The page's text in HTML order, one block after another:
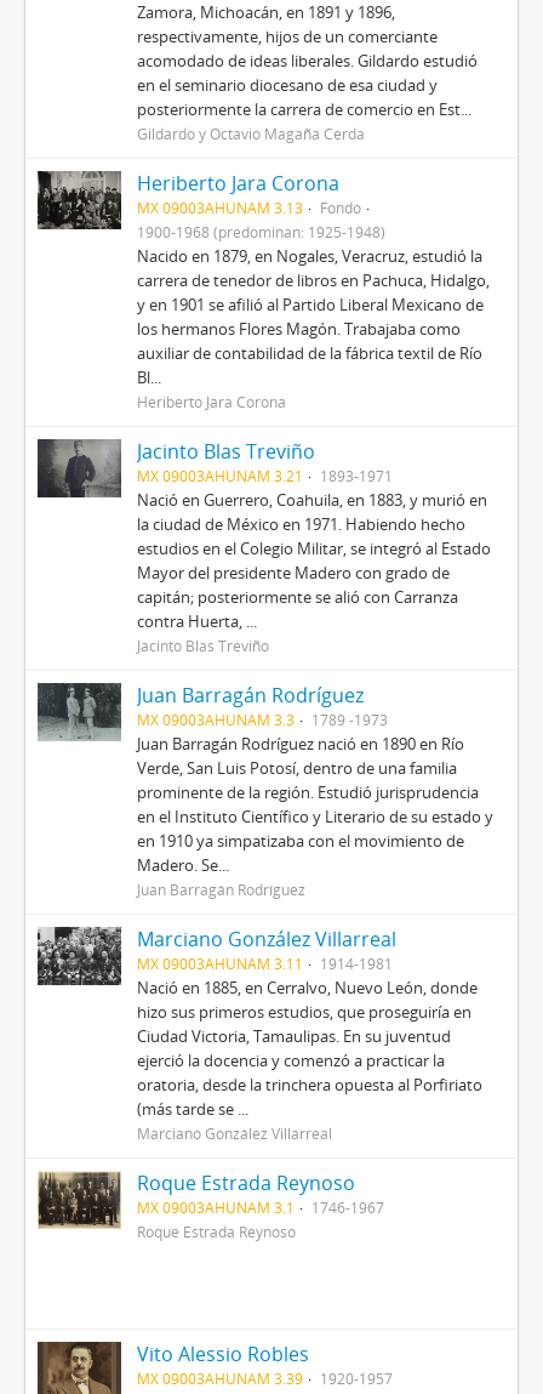
Zamora, Michoacán, en 1891 y 1896,
respectivamente, hijos de un comerciante
acomodado de ideas liberales. Gildardo estudió
en el seminario diocesano de esa ciudad y
posteriormente la carrera de comercio en Est...
Gildardo y Octavio Magaña Cerda
Heriberto Jara Corona
MX 09003AHUNAM 3.13
Fondo
1900-1968 (predominan: 1925-1948)
Nacido en 1879, en Nogales, Veracruz, estudió la
carrera de tenedor de libros en Pachuca, Hidalgo,
y en 1901 se afilió al Partido Liberal Mexicano de
los hermanos Flores Magón. Trabajaba como
auxiliar de contabilidad de la fábrica textil de Río
Bl...
Heriberto Jara Corona
Jacinto Blas Treviño
MX 09003AHUNAM 3.21 1893-1971
Nació en Guerrero, Coahuila, en 1883, y murió en
la ciudad de México en 1971. Habiendo hecho
estudios en el Colegio Militar, se integró al Estado
Mayor del presidente Madero con grado de
capitán; posteriormente se alió con Carranza
contra Huerta, ...
Jacinto Blas Treviño
Juan Barragán Rodríguez
MX 09003AHUNAM 3.3 1789 -1973
Juan Barragán Rodríguez nació en 1890 en Río
Verde, San Luis Potosí, dentro de una familia
prominente de la región. Estudió jurisprudencia
en el Instituto Científico y Literario de su estado y
en 1910 ya simpatizaba con el movimiento de
Madero. Se...
Juan Barragán Rodríguez
Marciano González Villarreal
MX 09003AHUNAM 3.11 1914-1981
Nació en 1885, en Cerralvo, Nuevo León, donde
hizo sus primeros estudios, que proseguiría en
Ciudad Victoria, Tamaulipas. En su juventud
ejerció la docencia y comenzó a practicar la
oratoria, desde la trinchera opuesta al Porfiriato
(más tarde se ...
Marciano González Villarreal
Roque Estrada Reynoso
MX 09003AHUNAM 3.1
1746-1967
Roque Estrada Reynoso
Vito Alessio Robles
MX 09003AHUNAM 3.39 1920-1957